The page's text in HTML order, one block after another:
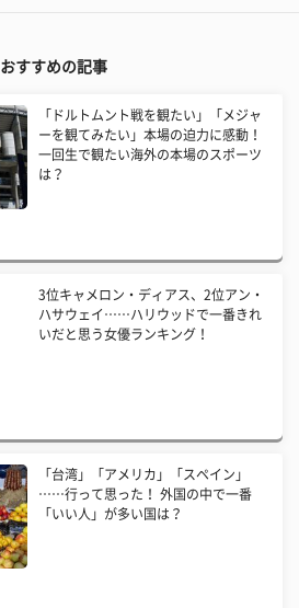
おすすめの記事
「ドルトムント戦を観たい」「メジャ
ーを観てみたい」本場の迫力に感動！
一回生で観たい海外の本場のスポーツ
は？
3位キャメロン・ディアス、2位アン・
ハサウェイ……ハリウッドで一番きれ
いだと思う女優ランキング！
「台湾」「アメリカ」「スペイン」
……行って思った！ 外国の中で一番
「いい人」が多い国は？